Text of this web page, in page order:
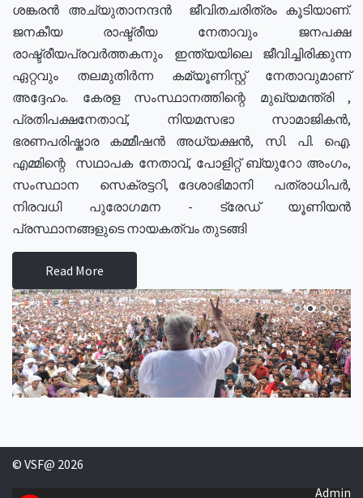
ശങ്കരൻ അച്യുതാനന്ദൻ ജീവിതചരിത്രം കൂടിയാണ്.
ജനകീയ രാഷ്ട്രീയ നേതാവും ജനപക്ഷ
രാഷ്ട്രീയപ്രവർത്തകനും ഇന്ത്യയിലെ ജീവിച്ചിരിക്കുന്ന
ഏറ്റവും തലമുതിർന്ന കമ്യൂണിസ്റ്റ് നേതാവുമാണ്
അദ്ദേഹം. കേരള സംസ്ഥാനത്തിന്റെ മുഖ്യമന്ത്രി ,
പ്രതിപക്ഷനേതാവ്, നിയമസഭാ സാമാജികൻ,
ഭരണപരിഷ്കാര കമ്മീഷൻ അധ്യക്ഷൻ, സി. പി. ഐ.
എമ്മിന്റെ സഥാപക നേതാവ്, പോളിറ്റ് ബ്യുറോ അംഗം,
സംസ്ഥാന സെക്രട്ടറി, ദേശാഭിമാനി പത്രാധിപർ,
നിരവധി പുരോഗമന - ട്രേഡ് യൂണിയൻ
പ്രസ്ഥാനങ്ങളുടെ നായകത്വം തുടങ്ങി
Read More
© VSF@ 2026
Admin